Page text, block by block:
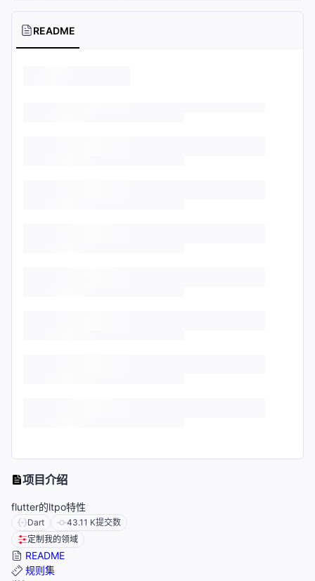
README
项目介绍
flutter的ltpo特性
Dart 43.11 K提交数
定制我的领域
README
规则集